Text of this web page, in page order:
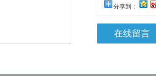
分享到：
在线留言